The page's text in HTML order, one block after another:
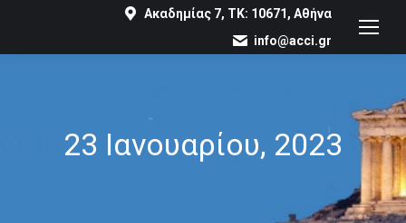
Ακαδημίας 7, ΤΚ: 10671, Αθήνα
info@acci.gr
23 Ιανουαρίου, 2023
You are here: